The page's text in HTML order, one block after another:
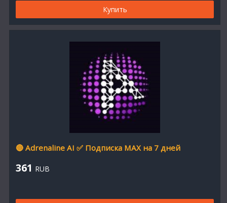
Купить
🔴 Adrenaline AI ✅ Подписка MAX на 7 дней
361 RUB